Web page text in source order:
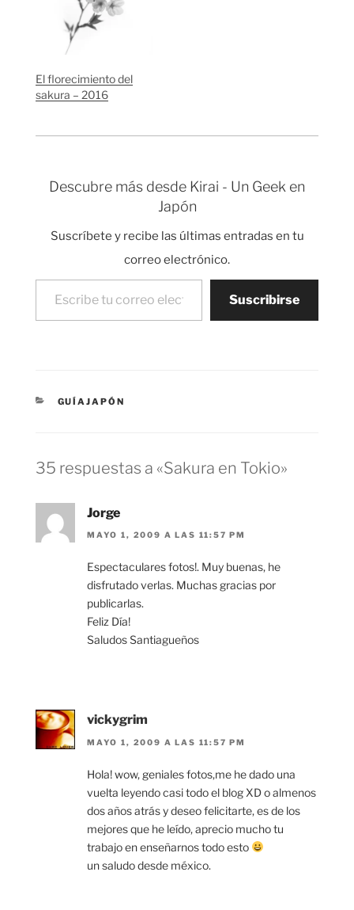
mañana, al templo
Yasukuni a contar
cuantos capullos se
han abierto en el árbol
inspecciona cada año.
El señor contó seis
El florecimiento del
sakura – 2016
Descubre más desde Kirai - Un Geek en
Japón
Suscríbete y recibe las últimas entradas en tu
correo electrónico.
Escribe tu correo electrónico…
Suscribirse
CATEGORÍAS
GUÍAJAPÓN
35 respuestas a «Sakura en Tokio»
Jorge
MAYO 1, 2009 A LAS 11:57 PM
Espectaculares fotos!. Muy buenas, he
disfrutado verlas. Muchas gracias por
publicarlas.
Feliz Día!
Saludos Santiagueños
vickygrim
MAYO 1, 2009 A LAS 11:57 PM
Hola! wow, geniales fotos,me he dado una
vuelta leyendo casi todo el blog XD o almenos
dos años atrás y deseo felicitarte, es de los
mejores que he leído, aprecio mucho tu
trabajo en enseñarnos todo esto
un saludo desde méxico.